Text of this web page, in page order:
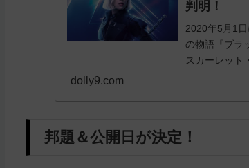
判明！
2020年5月1
の物語『ブラ
スカーレット
dolly9.com
邦題＆公開日が決定！